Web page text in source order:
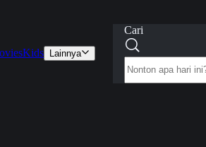
Kids Lainnya
Cari